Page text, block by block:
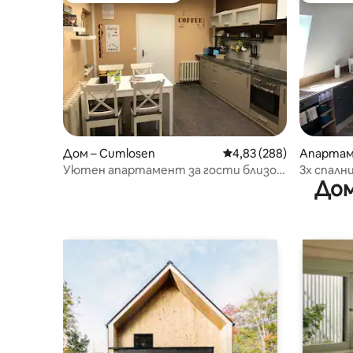
Дом – Cumlosen Средна оценка: 4,83
4,83 (288)
Уютен апартамент за гости близо
3x